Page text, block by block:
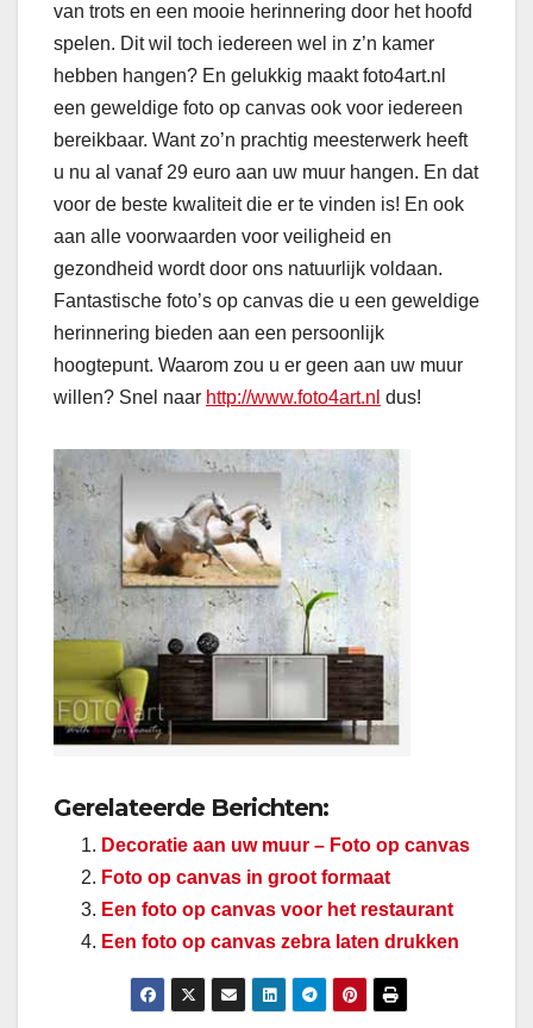
van trots en een mooie herinnering door het hoofd
spelen. Dit wil toch iedereen wel in z’n kamer
hebben hangen? En gelukkig maakt foto4art.nl
een geweldige foto op canvas ook voor iedereen
bereikbaar. Want zo’n prachtig meesterwerk heeft
u nu al vanaf 29 euro aan uw muur hangen. En dat
voor de beste kwaliteit die er te vinden is! En ook
aan alle voorwaarden voor veiligheid en
gezondheid wordt door ons natuurlijk voldaan.
Fantastische foto’s op canvas die u een geweldige
herinnering bieden aan een persoonlijk
hoogtepunt. Waarom zou u er geen aan uw muur
willen? Snel naar http://www.foto4art.nl dus!
Gerelateerde Berichten:
Decoratie aan uw muur – Foto op canvas
Foto op canvas in groot formaat
Een foto op canvas voor het restaurant
Een foto op canvas zebra laten drukken